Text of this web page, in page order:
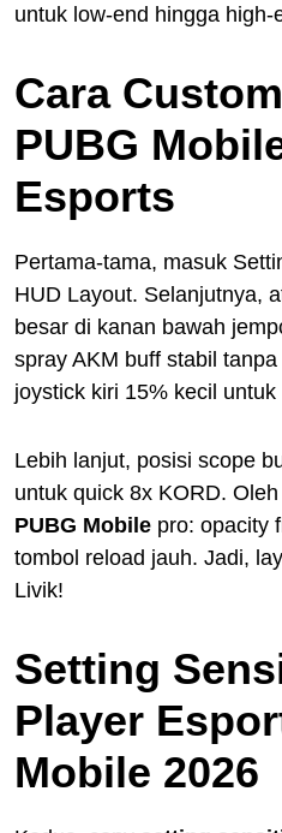
untuk low-end hingga high-
Cara
PUBG
Esports
Pertama-tama, masuk
HUD Layout. Selanjutnya,
besar di kanan bawah
spray AKM buff stabil
joystick kiri 15% kecil
Lebih lanjut, posisi scope
untuk quick 8x KORD.
PUBG Mobile pro: opacity
tombol reload jauh. Jadi,
Livik!
Setting
Player
Mobile 2026